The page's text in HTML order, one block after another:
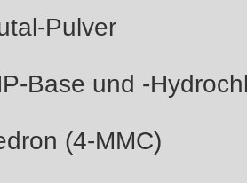
Pulver
Base und -
(4-MMC)